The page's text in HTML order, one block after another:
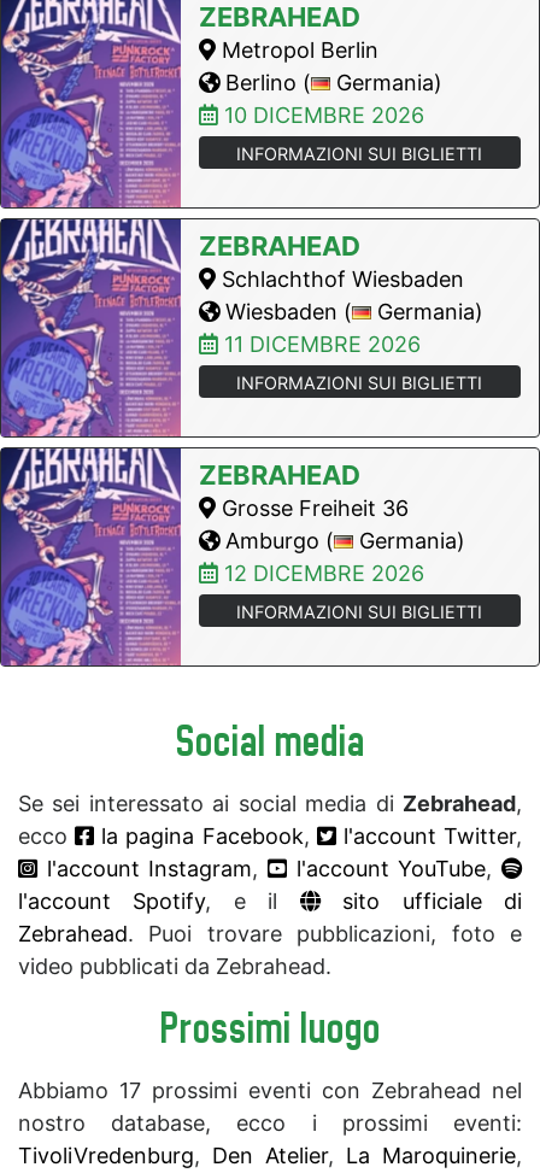
ZEBRAHEAD
Metropol Berlin
Berlino (
Germania)
10 DICEMBRE 2026
INFORMAZIONI SUI BIGLIETTI
ZEBRAHEAD
Schlachthof Wiesbaden
Wiesbaden (
Germania)
11 DICEMBRE 2026
INFORMAZIONI SUI BIGLIETTI
ZEBRAHEAD
Grosse Freiheit 36
Amburgo (
Germania)
12 DICEMBRE 2026
INFORMAZIONI SUI BIGLIETTI
Social media
Se sei interessato ai social media di Zebrahead,
ecco
la pagina Facebook, l'account Twitter,
l'account Instagram, l'account YouTube,
l'account Spotify, e il
sito ufficiale di
Zebrahead. Puoi trovare pubblicazioni, foto e
video pubblicati da Zebrahead.
Prossimi luogo
Abbiamo 17 prossimi eventi con Zebrahead nel
nostro database, ecco i prossimi eventi:
TivoliVredenburg, Den Atelier, La Maroquinerie,